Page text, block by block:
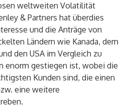
weltweiten Volatilität
& Partners hat überdies
und die Anträge von
Ländern wie Kanada, dem
den USA im Vergleich zu
enorm gestiegen ist, wobei die
Kunden sind, die einen
eine weitere
.